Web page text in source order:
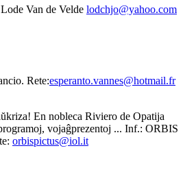
Van de Velde lodchjo@yahoo.com
Rete:esperanto.vannes@hotmail.fr
En nobleca Riviero de Opatija
vojaĝprezentoj ... Inf.: ORBIS
orbispictus@iol.it